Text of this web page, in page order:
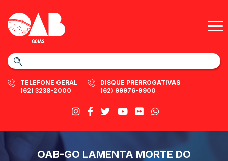
TELEFONE GERAL
(62) 3238-2000
DISQUE PRERROGATIVAS
(62) 99976-9900
OAB-GO LAMENTA MORTE DO